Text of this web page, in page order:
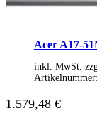
Msi
Acer A17-
inkl. MwSt.
Artikelnummer:
1.579,48 €